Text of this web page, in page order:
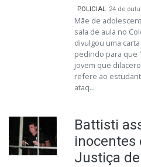
POLICIAL 24 de
Mãe de
sala de aula no
divulgou uma
pedindo para que
jovem que
refere ao
ataq...
Battisti
inocentes
Justiça